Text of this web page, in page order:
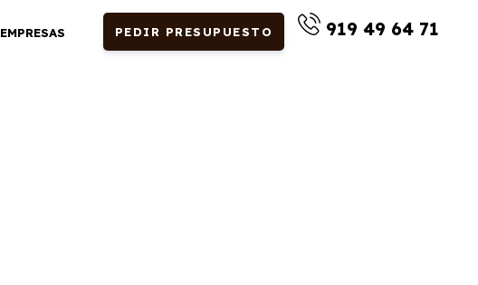
EMPRESAS PEDIR PRESUPUESTO 919 49 64 71